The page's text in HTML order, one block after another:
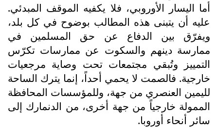
أما اليسار الأوروبي، فلا يكفيه الموقف المبدئي.
عليه أن يتبنى هذه المطالب بوضوح في كل بلد،
ويفرّق بين الدفاع عن حق المسلمين في
ممارسة دينهم والسكوت عن ممارسات تكرّس
التمييز وتُبقي مجتمعات تحت وصاية مرجعيات
خارجية. فالصمت لا يحمي أحداً، إنما يترك الساحة
لليمين العنصري من جهة، وللمؤسسات المحافظة
الممولة خارجياً من جهة أخرى، من الدنمارك إلى
سائر أنحاء أوروبا.